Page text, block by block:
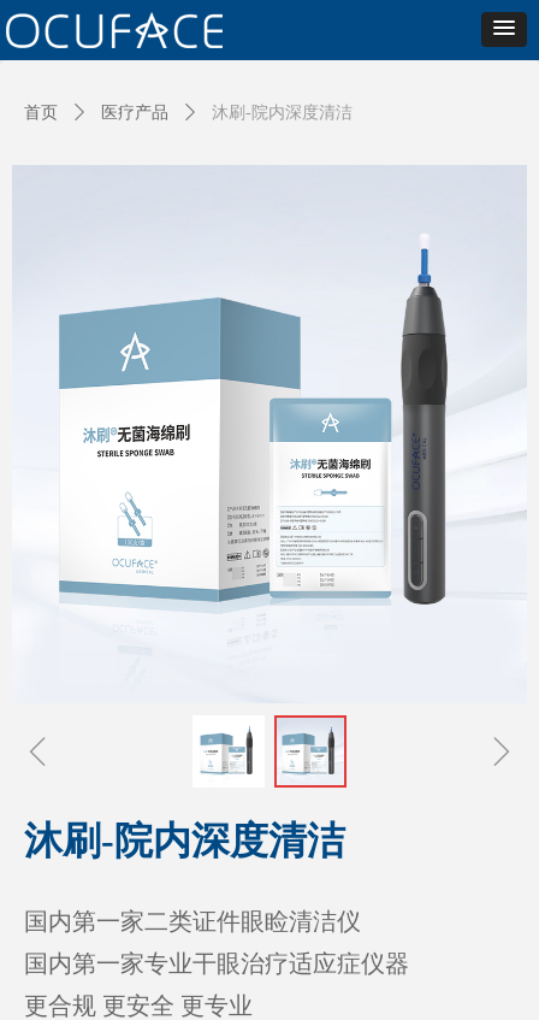
ꁆ ꁇ
沐刷-院内深度清洁
国内第一家二类证件眼睑清洁仪
国内第一家专业干眼治疗适应症仪器
更合规 更安全 更专业
首页 ꄲ 医疗产品 ꄲ 沐刷-院内深度清洁